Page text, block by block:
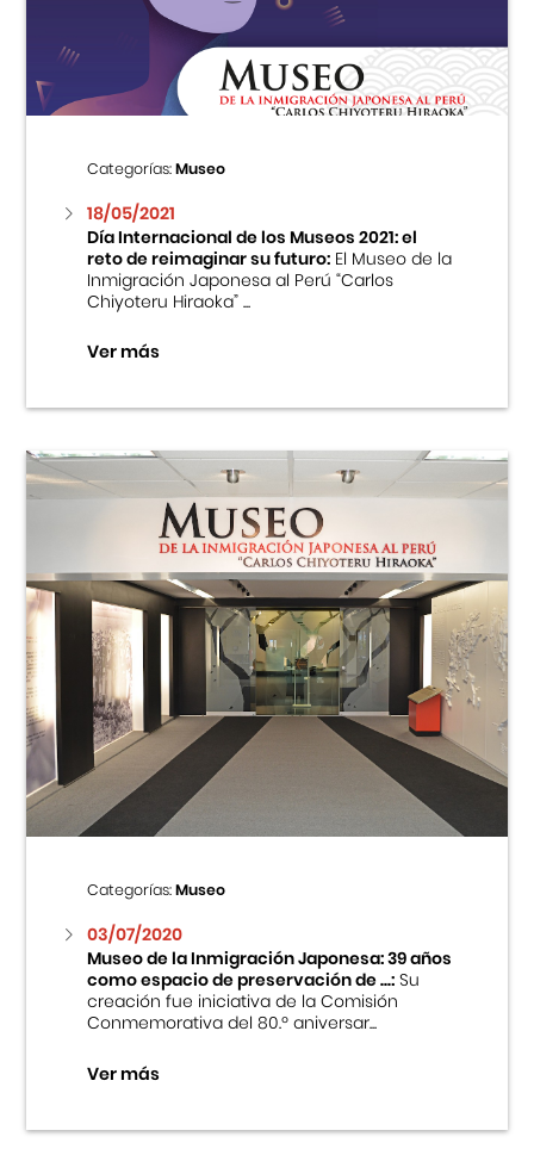
Centro Cultural Peruano Japonés
Cursos
Museo de la Inmigración Japonesa
Fondo Editorial
Teatro Peruano Japonés
Categorías:Museo
18/05/2021
Día Internacional de los Museos 2021: el
reto de reimaginar su futuro:El Museo de la
Inmigración Japonesa al Perú “Carlos
Chiyoteru Hiraoka” ...
Ver más
Categorías:Museo
03/07/2020
Museo de la Inmigración Japonesa: 39 años
como espacio de preservación de ...:Su
creación fue iniciativa de la Comisión
Conmemorativa del 80.º aniversar...
Ver más